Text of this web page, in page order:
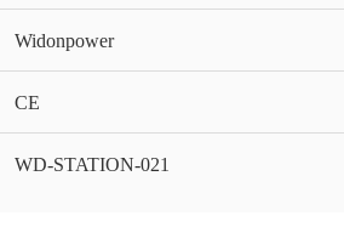
Widonpower
CE
WD-STATION-021